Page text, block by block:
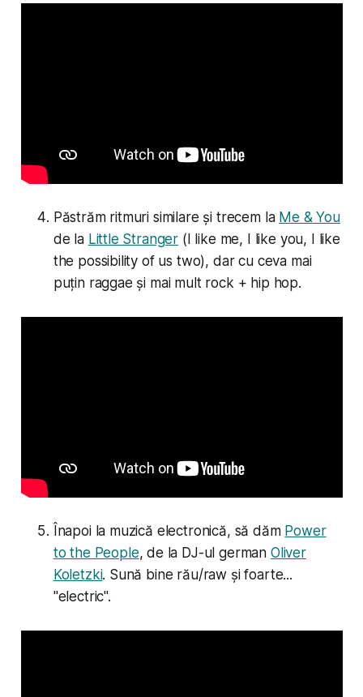
Păstrăm ritmuri similare și trecem la Me & You
de la Little Stranger ( I like me, I like you, I like
the possibility of us two), dar cu ceva mai
puțin raggae și mai mult rock + hip hop.
Înapoi la muzică electronică, să dăm Power
to the People, de la DJ-ul german Oliver
Koletzki. Sună bine rău/raw și foarte...
"electric".